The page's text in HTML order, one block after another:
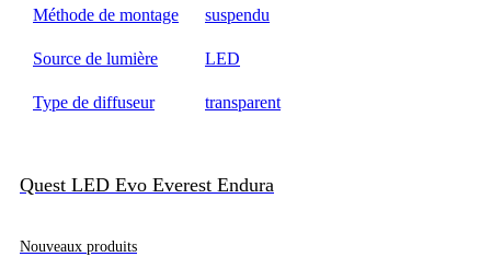
Méthode de montage suspendu
Source de lumière LED
Type de diffuseur transparent
Quest LED Evo Everest Endura
Nouveaux produits